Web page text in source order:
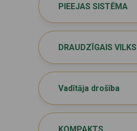
PIEEJAS SISTĒMA
DRAUDZĪGAIS VILKS
Vadītāja drošība